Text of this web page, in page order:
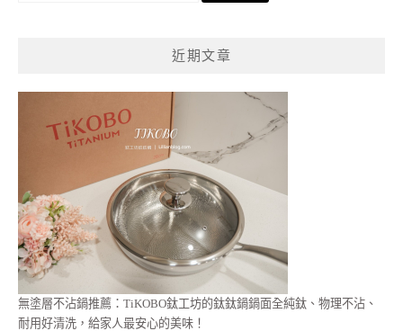
近期文章
無塗層不沾鍋推薦：TiKOBO鈦工坊的鈦鈦鍋鍋面全純鈦、物理不沾、
耐用好清洗，給家人最安心的美味！